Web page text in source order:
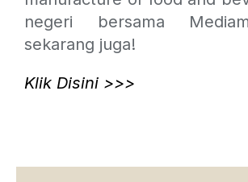
negeri bersama
sekarang juga!
Klik Disini >>>